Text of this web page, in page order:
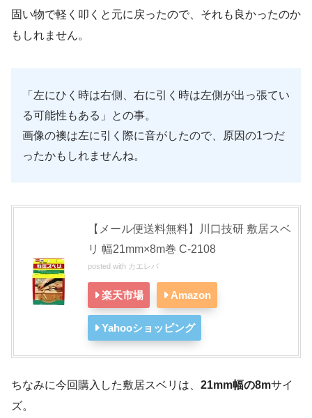
固い物で軽く叩くと元に戻ったので、それも良かったのか
もしれません。
「左にひく時は右側、右に引く時は左側が出っ張てい
る可能性もある」との事。
画像の襖は左に引く際に音がしたので、原因の1つだ
ったかもしれませんね。
【メール便送料無料】川口技研 敷居スベ
リ 幅21mm×8m巻 C-2108
posted with カエレバ
楽天市場 Amazon
Yahooショッピング
ちなみに今回購入した敷居スベリは、 21mm幅の8mサイ
ズ。